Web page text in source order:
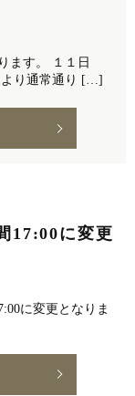
ます。 １１日
り通常通り […]
17:00に変更
に変更となりま